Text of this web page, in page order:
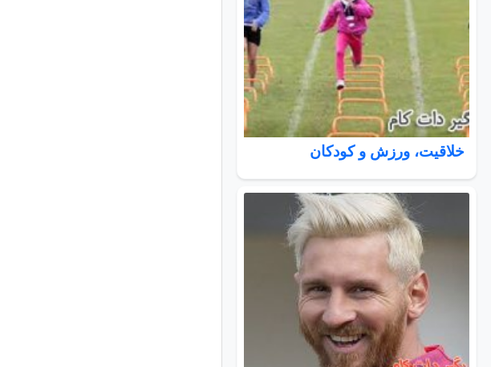
خلاقیت، ورزش و کودکان